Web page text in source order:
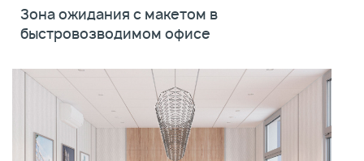
Зона ожидания с макетом в
быстровозводимом офисе